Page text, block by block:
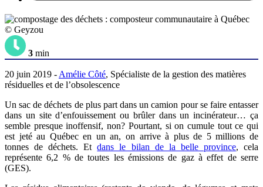
© Geyzou
3 min
20 juin 2019 - Amélie Côté, Spécialiste de la gestion des matières
résiduelles et de l’obsolescence
Un sac de déchets de plus part dans un camion pour se faire entasser
dans un site d’enfouissement ou brûler dans un incinérateur… ça
semble presque inoffensif, non? Pourtant, si on cumule tout ce qui
est jeté au Québec en un an, on arrive à plus de 5 millions de
tonnes de déchets. Etdans le bilan de la belle province, cela
représente 6,2 % de toutes les émissions de gaz à effet de serre
(GES).